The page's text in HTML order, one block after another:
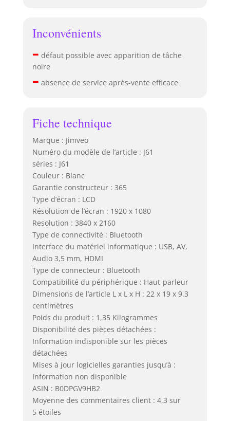
vente:Jimveo J61
manuel
instructions les
service après-vente
remplacement du
produit par un
nouveau s'il y a un
problème de
qualité non humain
suit, et une
assistance à vie.
Inconvénients
– défaut possible avec apparition de tâche
noire
– absence de service après-vente efficace
Fiche technique
Marque : Jimveo
Numéro du modèle de l’article : J61
séries : J61
Couleur : Blanc
Garantie constructeur : 365
Type d’écran : LCD
Résolution de l’écran : 1920 x 1080
Resolution : 3840 x 2160
Type de connectivité : Bluetooth
Interface du matériel informatique : USB, AV,
Audio 3,5 mm, HDMI
Type de connecteur : Bluetooth
Compatibilité du périphérique : Haut-parleur
Dimensions de l’article L x L x H : 22 x 19 x 9.3
centimètres
Poids du produit : 1,35 Kilogrammes
Disponibilité des pièces détachées :
Information indisponible sur les pièces
détachées
Mises à jour logicielles garanties jusqu’à :
Information non disponible
ASIN : B0DPGV9HB2
Moyenne des commentaires client : 4,3 sur
5 étoiles